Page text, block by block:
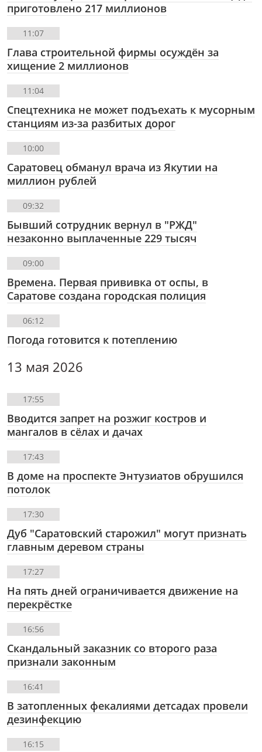
приготовлено 217 миллионов
11:07
Глава строительной фирмы осуждён за
хищение 2 миллионов
11:04
Спецтехника не может подъехать к мусорным
станциям из-за разбитых дорог
10:00
Саратовец обманул врача из Якутии на
миллион рублей
09:32
Бывший сотрудник вернул в "РЖД"
незаконно выплаченные 229 тысяч
09:00
Времена. Первая прививка от оспы, в
Саратове создана городская полиция
06:12
Погода готовится к потеплению
13 мая 2026
17:55
Вводится запрет на розжиг костров и
мангалов в сёлах и дачах
17:43
В доме на проспекте Энтузиатов обрушился
потолок
17:30
Дуб "Саратовский старожил" могут признать
главным деревом страны
17:27
На пять дней ограничивается движение на
перекрёстке
16:56
Скандальный заказник со второго раза
признали законным
16:41
В затопленных фекалиями детсадах провели
дезинфекцию
16:15